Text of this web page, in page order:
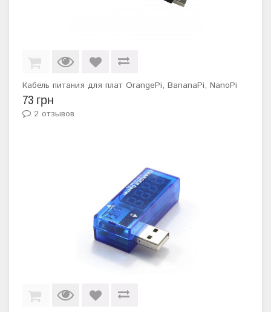
Кабель питания для плат OrangePi, BananaPi, NanoPi
73 грн
2 отзывов